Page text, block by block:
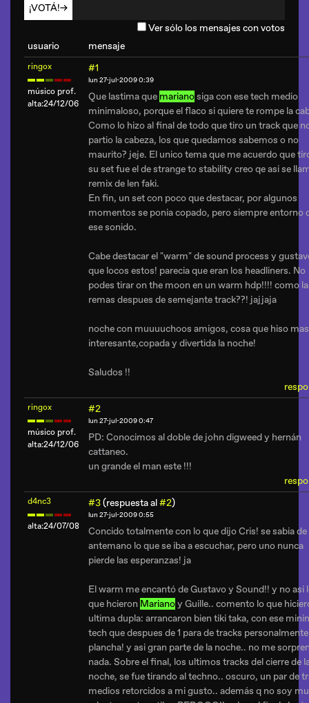
¡VOTÁ!
Ver sólo los mensajes con votos
usuario
mensaje
ringox
músico prof.
alta:24/12/06
#1
lun 27-jul-2009 0:39
Que lastima que marianosiga con ese tech medio
minimaloso, porque el flaco si quiere te rompe la
Como lo hizo al final de todo que tiro un track que
partio la cabeza, los que quedamos sabemos o no
maurito? jeje. El unico tema que me acuerdo que
su set fue el de strange to stability creo qe asi se
remix de len faki.
En fin, un set con poco que destacar, por algunos
momentos se ponia copado, pero siempre entorno
ese sonido.
Cabe destacar el "warm" de sound process y
que locos estos! parecia que eran los headliners. No
podes tirar on the moon en un warm hdp!!!! como la
remas despues de semejante track??! jajjaja
noche con muuuuchoos amigos, cosa que hiso mas
interesante,copada y divertida la noche!
Saludos !!
ringox
músico prof.
alta:24/12/06
#2
lun 27-jul-2009 0:47
PD: Conocimos al doble de john digweed y hernán
cattaneo.
un grande el man este !!!
d4nc3
alta:24/07/08
#3(respuesta al#2)
lun 27-jul-2009 0:55
Concido totalmente con lo que dijo Cris! se sabia de
antemano lo que se iba a escuchar, pero uno nunca
pierde las esperanzas! ja
El warm me encantó de Gustavo y Sound!! y no asi
que hcieron Marianoy Guille.. comento lo que
ultima dupla: arrancaron bien tiki taka, con ese
tech que despues de 1 para de tracks
plancha! y asi gran parte de la noche.. no me
nada. Sobre el final, los ultimos tracks del cierre de
noche, se fue tirando al techno.. oscuro, un par de
medios retorcidos a mi gusto.. además q no soy